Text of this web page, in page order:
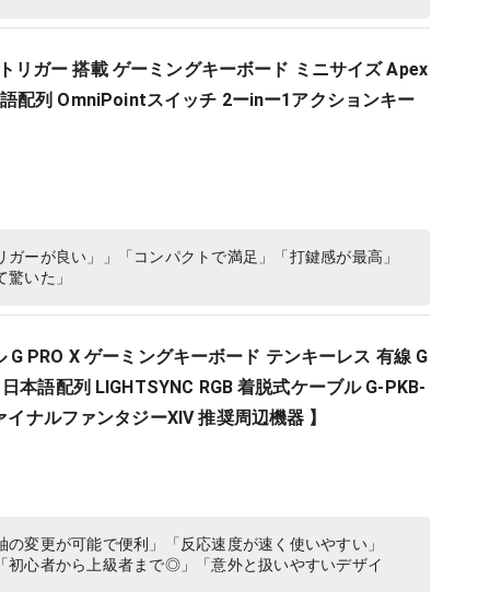
リガー 搭載 ゲーミングキーボード ミニサイズ Apex
配列 OmniPointスイッチ 2ーinー1アクションキー
ーが良い」」「コンパクトで満足」「打鍵感が最高」
いた」
PRO X ゲーミングキーボード テンキーレス 有線 G
本語配列 LIGHTSYNC RGB 着脱式ケーブル G-PKB-
ナルファンタジーXIV 推奨周辺機器 】
変更が可能で便利」「反応速度が速く使いやすい」
心者から上級者まで◎」「意外と扱いやすいデザイ